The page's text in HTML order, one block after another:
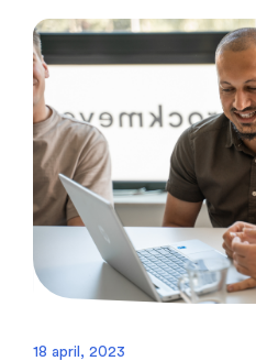
18 april, 2023